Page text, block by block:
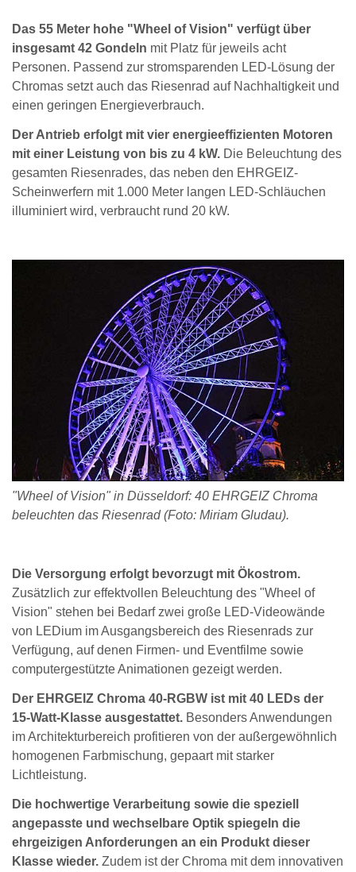
Das 55 Meter hohe "Wheel of Vision" verfügt über
insgesamt 42 Gondeln mit Platz für jeweils acht
Personen. Passend zur stromsparenden LED-Lösung der
Chromas setzt auch das Riesenrad auf Nachhaltigkeit und
einen geringen Energieverbrauch.
Der Antrieb erfolgt mit vier energieeffizienten Motoren
mit einer Leistung von bis zu 4 kW. Die Beleuchtung des
gesamten Riesenrades, das neben den EHRGEIZ-
Scheinwerfern mit 1.000 Meter langen LED-Schläuchen
illuminiert wird, verbraucht rund 20 kW.
"Wheel of Vision" in Düsseldorf: 40 EHRGEIZ Chroma
beleuchten das Riesenrad (Foto: Miriam Gludau).
Die Versorgung erfolgt bevorzugt mit Ökostrom.
Zusätzlich zur effektvollen Beleuchtung des "Wheel of
Vision" stehen bei Bedarf zwei große LED-Videowände
von LEDium im Ausgangsbereich des Riesenrads zur
Verfügung, auf denen Firmen- und Eventfilme sowie
computergestützte Animationen gezeigt werden.
Der EHRGEIZ Chroma 40-RGBW ist mit 40 LEDs der
15-Watt-Klasse ausgestattet. Besonders Anwendungen
im Architekturbereich profitieren von der außergewöhnlich
homogenen Farbmischung, gepaart mit starker
Lichtleistung.
Die hochwertige Verarbeitung sowie die speziell
angepasste und wechselbare Optik spiegeln die
ehrgeizigen Anforderungen an ein Produkt dieser
Klasse wieder. Zudem ist der Chroma mit dem innovativen